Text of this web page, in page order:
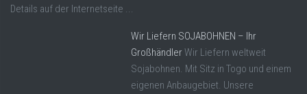
Details auf der Internetseite ...
Wir Liefern SOJABOHNEN – Ihr
GroßhändlerWir Liefern weltweit
Sojabohnen. Mit Sitz in Togo und einem
eigenen Anbaugebiet. Unsere